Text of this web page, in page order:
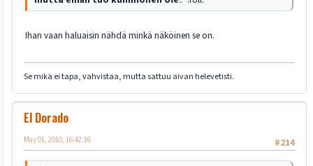
Ihan vaan haluaisin nähdä minkä näköinen se on.
Se mikä ei tapa, vahvistaa, mutta sattuu aivan helevetisti.
El Dorado
#214
May 01, 2010, 16:42:16